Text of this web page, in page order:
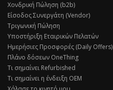
Χονδρική Πώληση (b2b)
Είσοδος Συνεργάτη (Vendor)
Τριγωνική Πώληση
Υποστήριξη Εταιρικών Πελατών
Ημερήσιες Προσφορές (Daily Offers)
Πλάνο δόσεων OneThing
Τι σημαίνει Refurbished
Τι σημαίνει η ένδειξη ΟΕΜ